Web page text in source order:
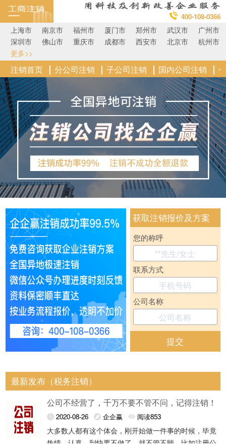
400-108-0366
上海市 南京市 福州市 厦门市 郑州市 武汉市
广州市
深圳市
佛山市 重庆市 成都市 西安市 北京市
杭州市
更多>>
注销首页 分公司注销 子公司注销 国内公司注销
获取注销报价及方案
您的称呼
联系方式
公司名称
提交
最新发布（税务注销）
公司不经营了，千万不要不管不问，记得注销！
2020-08-26 企企赢 阅读853
大多数人都有这个体会，刚开始做一件事的时候，毕竟
热情，认真，到快要不做了，就不管不顾。比如注册公